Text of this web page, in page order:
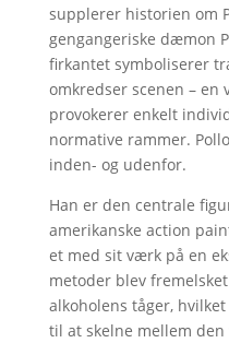
supplerer historien om
gengangeriske dæmon
firkantet symboliserer
omkredser scenen – en
provokerer enkelt
normative rammer.
inden- og udenfor.
Han er den centrale
amerikanske action
et med sit værk på en
metoder blev
alkoholens tåger,
til at skelne mellem